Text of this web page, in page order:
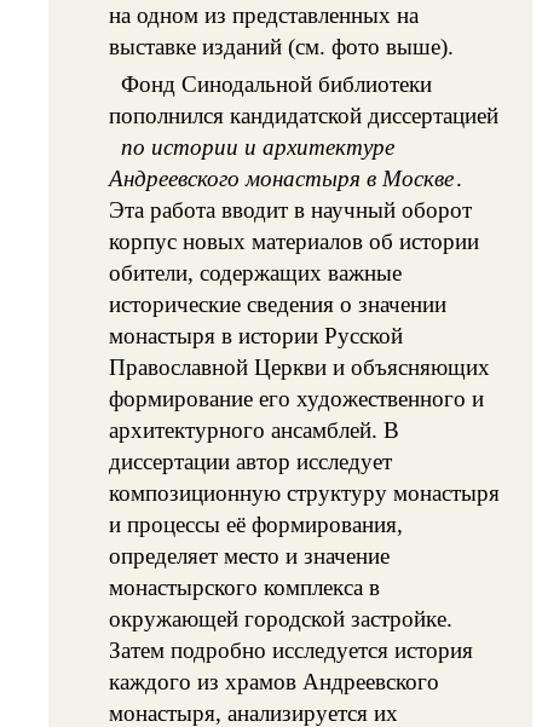
на одном из представленных на
выставке изданий (см. фото выше).
Фонд Синодальной библиотеки
пополнился кандидатской диссертацией
по истории и архитектуре
Андреевского монастыря в Москве.
Эта работа вводит в научный оборот
корпус новых материалов об истории
обители, содержащих важные
исторические сведения о значении
монастыря в истории Русской
Православной Церкви и объясняющих
формирование его художественного и
архитектурного ансамблей. В
диссертации автор исследует
композиционную структуру монастыря
и процессы её формирования,
определяет место и значение
монастырского комплекса в
окружающей городской застройке.
Затем подробно исследуется история
каждого из храмов Андреевского
монастыря, анализируется их